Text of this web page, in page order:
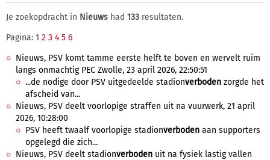
Je zoekopdracht in Nieuws had 133 resultaten.
Pagina: 1 2 3 4 5 6
Nieuws, PSV komt tamme eerste helft te boven en wervelt ruim
langs onmachtig PEC Zwolle, 23 april 2026, 22:50:51
...de nodige door PSV uitgedeelde stadionverboden zorgde het
afscheid van...
Nieuws, PSV deelt voorlopige straffen uit na vuurwerk, 21 april
2026, 10:28:00
PSV heeft twaalf voorlopige stadionverboden aan supporters
opgelegd die zich...
Nieuws, PSV deelt stadionverboden uit na fysiek lastig vallen